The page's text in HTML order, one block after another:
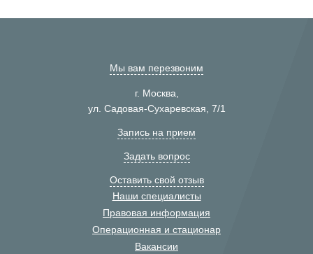
Мы вам перезвоним
г. Москва,
ул. Садовая-Сухаревская, 7/1
Запись на прием
Задать вопрос
Оставить свой отзыв
Наши специалисты
Правовая информация
Операционная и стационар
Вакансии